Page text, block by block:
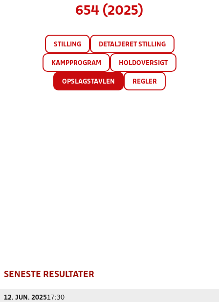
654 (2025)
STILLING DETALJERET STILLING
KAMPPROGRAM HOLDOVERSIGT
OPSLAGSTAVLEN REGLER
SENESTE RESULTATER
12. JUN. 202517:30